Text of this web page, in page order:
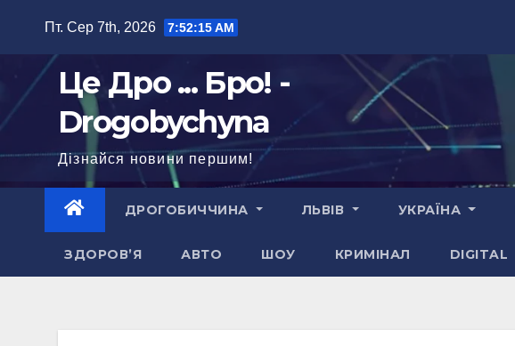
Пт. Сер 7th, 2026 7:52:16 AM
Це Дро ... Бро! -
Drogobychyna
Дізнайся новини першим!
ДРОГОБИЧЧИНА ЛЬВІВ УКРАЇНА
ЗДОРОВ’Я АВТО ШОУ КРИМІНАЛ DIGITAL